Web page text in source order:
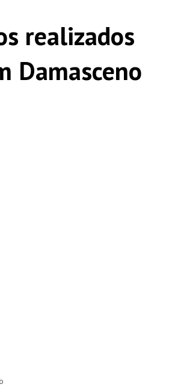
realizados
Damasceno